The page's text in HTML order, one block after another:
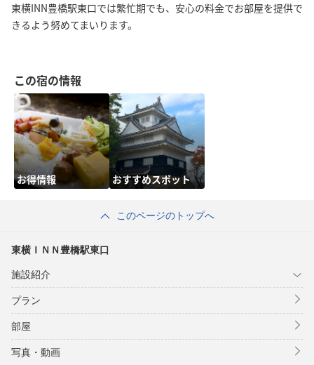
東横INN豊橋駅東口では繁忙期でも、安心の料金でお部屋を提供で
きるよう努めてまいります。
この宿の情報
お得情報 おすすめスポット
このページのトップへ
東横ＩＮＮ豊橋駅東口
施設紹介
プラン
部屋
写真・動画